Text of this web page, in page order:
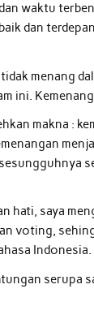
waktu
dan
menang
ini.
makna :
hati, saya
voting,
Indonesia.
serupa